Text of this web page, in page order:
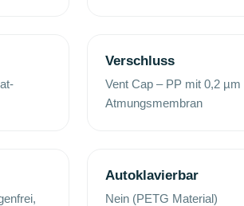
Verschluss
Vent Cap – PP mit 0,2 µm
Atmungsmembran
Autoklavierbar
Nein (PETG Material)